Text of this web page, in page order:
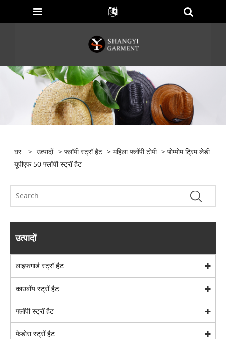
घर > उत्पादों >फ्लॉपी स्ट्रॉ हैट >महिला फ्लॉपी टोपी > पोम्पोम ट्रिम लेडी
यूपीएफ 50 फ्लॉपी स्ट्रॉ हैट
उत्पादों
लाइफगार्ड स्ट्रॉ हैट
काउबॉय स्ट्रॉ हैट
फ्लॉपी स्ट्रॉ हैट
फेडोरा स्ट्रॉ हैट